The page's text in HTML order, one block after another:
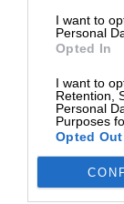
I want to
Personal
Opted In
I want to
Retention,
Personal
Purposes
Opted Out
kontakt, w
Bateria
Dell
Dell
Dell
Dell
Dell